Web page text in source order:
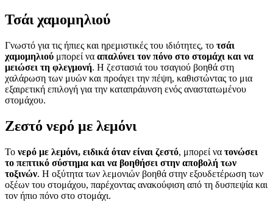
Τσάι χαμομηλιού
Γνωστό για τις ήπιες και ηρεμιστικές του ιδιότητες, το τσάι
χαμομηλιού μπορεί να απαλύνει τον πόνο στο στομάχι και να
μειώσει τη φλεγμονή. Η ζεστασιά του τσαγιού βοηθά στη
χαλάρωση των μυών και προάγει την πέψη, καθιστώντας το μια
εξαιρετική επιλογή για την καταπράυνση ενός αναστατωμένου
στομάχου.
Ζεστό νερό με λεμόνι
Το νερό με λεμόνι, ειδικά όταν είναι ζεστό, μπορεί να τονώσει
το πεπτικό σύστημα και να βοηθήσει στην αποβολή των
τοξινών. Η οξύτητα των λεμονιών βοηθά στην εξουδετέρωση των
οξέων του στομάχου, παρέχοντας ανακούφιση από τη δυσπεψία και
τον ήπιο πόνο στο στομάχι.